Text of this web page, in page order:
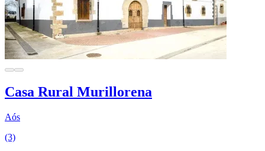
Casa Rural Murillorena
Aós
(3)